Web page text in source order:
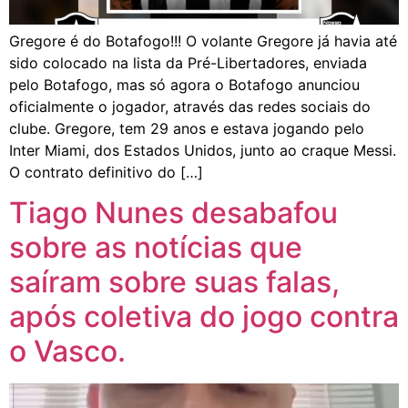
Gregore é do Botafogo!!! O volante Gregore já havia até
sido colocado na lista da Pré-Libertadores, enviada
pelo Botafogo, mas só agora o Botafogo anunciou
oficialmente o jogador, através das redes sociais do
clube. Gregore, tem 29 anos e estava jogando pelo
Inter Miami, dos Estados Unidos, junto ao craque Messi.
O contrato definitivo do […]
Tiago Nunes desabafou
sobre as notícias que
saíram sobre suas falas,
após coletiva do jogo contra
o Vasco.